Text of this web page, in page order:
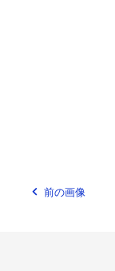
前の画像